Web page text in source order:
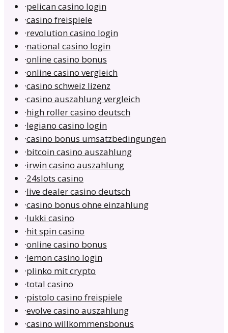
·pelican casino login
·casino freispiele
·revolution casino login
·national casino login
·online casino bonus
·online casino vergleich
·casino schweiz lizenz
·casino auszahlung vergleich
·high roller casino deutsch
·legiano casino login
·casino bonus umsatzbedingungen
·bitcoin casino auszahlung
·irwin casino auszahlung
·24slots casino
·live dealer casino deutsch
·casino bonus ohne einzahlung
·lukki casino
·hit spin casino
·online casino bonus
·lemon casino login
·plinko mit crypto
·total casino
·pistolo casino freispiele
·evolve casino auszahlung
·casino willkommensbonus